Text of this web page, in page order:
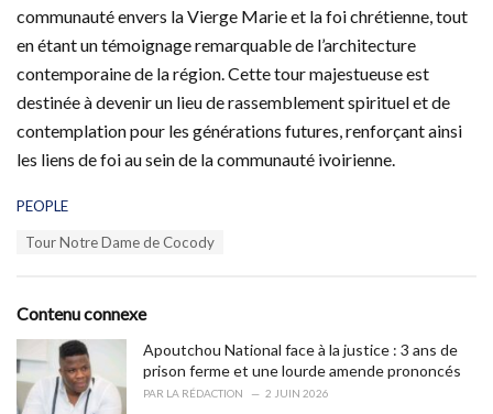
communauté envers la Vierge Marie et la foi chrétienne, tout
en étant un témoignage remarquable de l’architecture
contemporaine de la région. Cette tour majestueuse est
destinée à devenir un lieu de rassemblement spirituel et de
contemplation pour les générations futures, renforçant ainsi
les liens de foi au sein de la communauté ivoirienne.
C
o
r
i
e
s
:
PEOPLE
:
Tour Notre Dame de Cocody
Contenu connexe
Apoutchou National face à la justice : 3 ans de
prison ferme et une lourde amende prononcés
PAR LA RÉDACTION 2 JUIN 2026